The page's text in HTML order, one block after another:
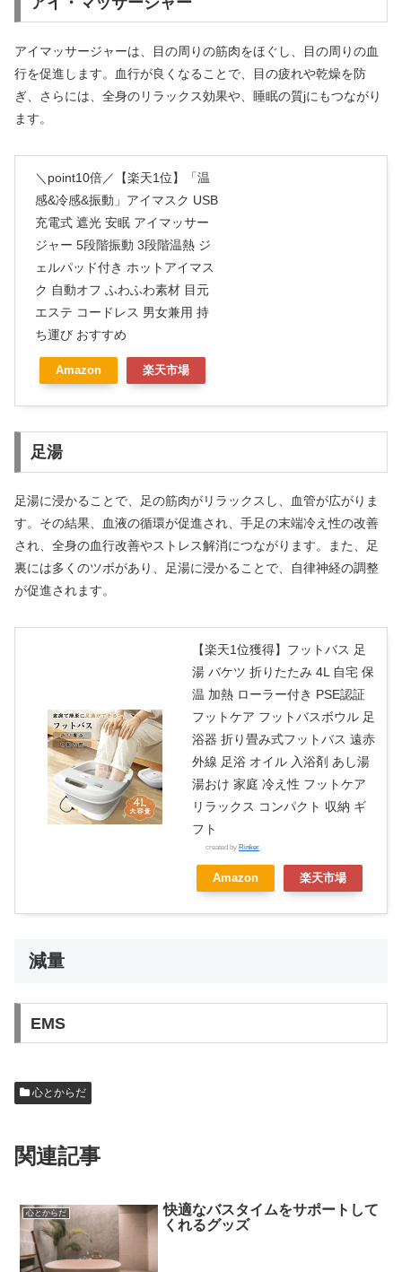
アイマッサージャーは、目の周りの筋肉をほぐし、目の周りの血
行を促進します。血行が良くなることで、目の疲れや乾燥を防
ぎ、さらには、全身のリラックス効果や、睡眠の質jにもつながり
ます。
＼point10倍／【楽天1位】「温
感&冷感&振動」アイマスク USB
充電式 遮光 安眠 アイマッサー
ジャー 5段階振動 3段階温熱 ジ
ェルパッド付き ホットアイマス
ク 自動オフ ふわふわ素材 目元
エステ コードレス 男女兼用 持
ち運び おすすめ
Amazon 楽天市場
足湯
足湯に浸かることで、足の筋肉がリラックスし、血管が広がりま
す。その結果、血液の循環が促進され、手足の末端冷え性の改善
され、全身の血行改善やストレス解消につながります。また、足
裏には多くのツボがあり、足湯に浸かることで、自律神経の調整
が促進されます。
【楽天1位獲得】フットバス 足
湯 バケツ 折りたたみ 4L 自宅 保
温 加熱 ローラー付き PSE認証
フットケア フットバスボウル 足
浴器 折り畳み式フットバス 遠赤
外線 足浴 オイル 入浴剤 あし湯
湯おけ 家庭 冷え性 フットケア
リラックス コンパクト 収納 ギ
フト
created by Rinker
Amazon 楽天市場
減量
EMS
心とからだ
関連記事
心とからだ
快適なバスタイムをサポートして
くれるグッズ